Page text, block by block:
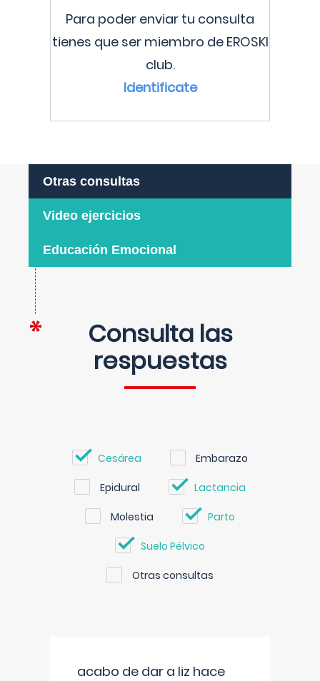
Para poder enviar tu consulta
tienes que ser miembro de EROSKI
club.
Identificate
Otras consultas
Video ejercicios
Educación Emocional
Consulta las
respuestas
Cesárea Embarazo
Epidural Lactancia
Molestia Parto
Suelo Pélvico
Otras consultas
acabo de dar a liz hace